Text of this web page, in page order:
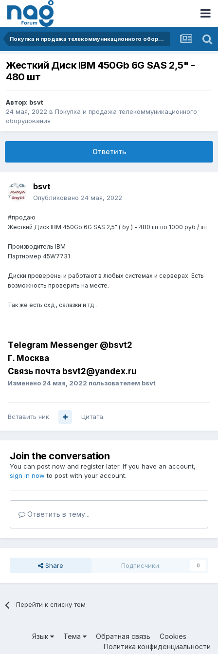
Покупка и продажа телекоммуникационного оборудования
Жесткий Диск IBM 450Gb 6G SAS 2,5" -
480 шт
Автор: bsvt
24 мая, 2022 в Покупка и продажа телекоммуникационного
оборудования
Ответить
bsvt
Опубликовано 24 мая, 2022
#продаю
Жесткий Диск IBM 450Gb 6G SAS 2,5" ( бу ) - 480 шт по 1000 руб / шт
Производитель IBM
Партномер 45W7731
Диски проверены и работают в любых системах и серверах. Есть
возможность проверить на месте.
Так же есть схд , салазки и тд .
Tеlеgrаm Messеngеr @bsvt2
Г. Москва
Связь почта bsvt2@yandex.ru
Изменено 24 мая, 2022 пользователем bsvt
Вставить ник Цитата
Join the conversation
You can post now and register later. If you have an account,
sign in now to post with your account.
Ответить в тему...
Share Подписчики 0
Перейти к списку тем
Язык Тема Обратная связь
Cookies
Политика конфиденциальности